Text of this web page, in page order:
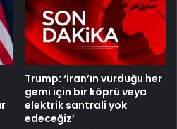
Trump: ‘İran’ın vurduğu her
gemi için bir köprü veya
elektrik santrali yok
edeceğiz’